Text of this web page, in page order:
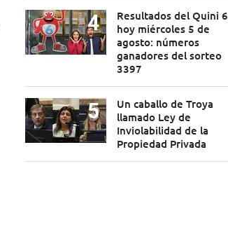
Resultados del Quini 6
hoy miércoles 5 de
agosto: números
ganadores del sorteo
3397
Un caballo de Troya
llamado Ley de
Inviolabilidad de la
Propiedad Privada